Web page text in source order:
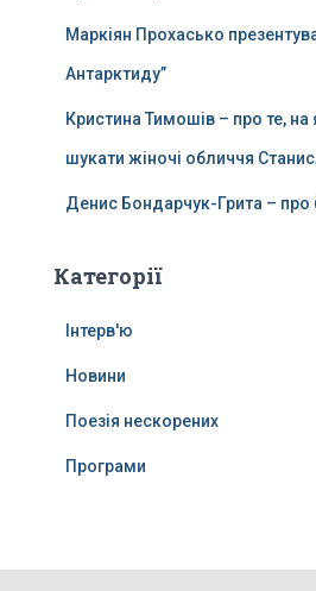
Маркіян Прохасько
Антарктиду”
Кристина Тимошів – про те, на
шукати жіночі обличчя
Денис Бондарчук-Грита – про
Категорії
Інтерв'ю
Новини
Поезія нескорених
Програми